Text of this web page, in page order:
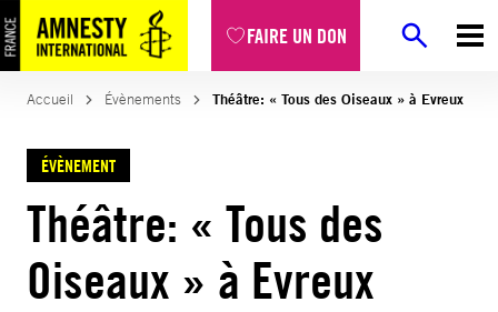
FAIRE UN DON
Accueil Évènements Théâtre: « Tous des Oiseaux » à Evreux
ÉVÈNEMENT
Théâtre: « Tous des
Oiseaux » à Evreux